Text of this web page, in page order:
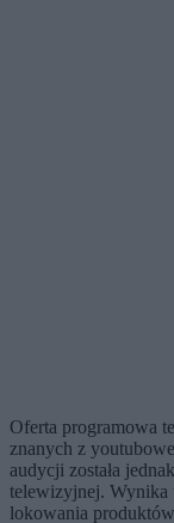
Oferta programowa
znanych z
audycji została
telewizyjnej. Wynika
lokowania